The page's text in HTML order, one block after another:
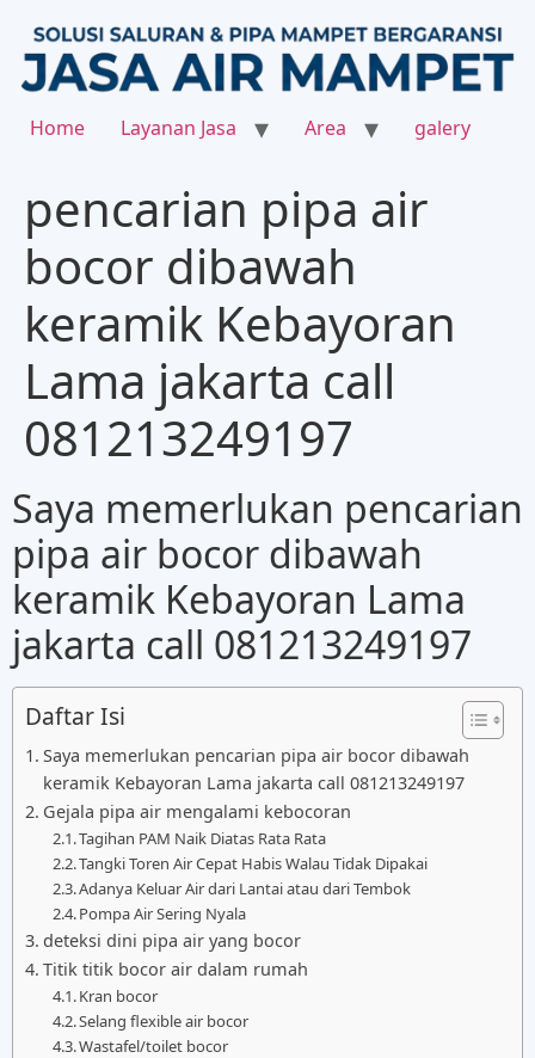
Home Layanan Jasa Area galery
pencarian pipa air
bocor dibawah
keramik Kebayoran
Lama jakarta call
081213249197
Saya memerlukan pencarian
pipa air bocor dibawah
keramik Kebayoran Lama
jakarta call 081213249197
Daftar Isi
Saya memerlukan pencarian pipa air bocor dibawah
keramik Kebayoran Lama jakarta call 081213249197
Gejala pipa air mengalami kebocoran
Tagihan PAM Naik Diatas Rata Rata
Tangki Toren Air Cepat Habis Walau Tidak Dipakai
Adanya Keluar Air dari Lantai atau dari Tembok
Pompa Air Sering Nyala
deteksi dini pipa air yang bocor
Titik titik bocor air dalam rumah
Kran bocor
Selang flexible air bocor
Wastafel/toilet bocor